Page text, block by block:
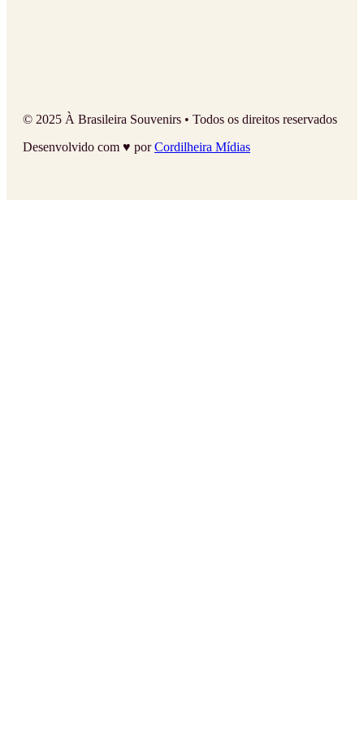
© 2025 À Brasileira Souvenirs • Todos os direitos reservados
Desenvolvido com ♥ porCordilheira Mídias